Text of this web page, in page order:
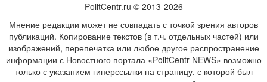
PolitCentr.ru © 2013-2026
Мнение редакции может не совпадать с точкой зрения авторов
публикаций. Копирование текстов (в т.ч. отдельных частей) или
изображений, перепечатка или любое другое распространение
информации с Новостного портала «PolitCentr-NEWS» возможно
только с указанием гиперссылки на страницу, с которой был